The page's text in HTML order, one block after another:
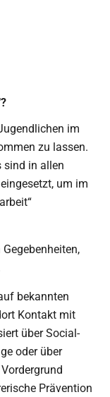
im
zu lassen.
sind in allen
um im
bekannten
Kontakt mit
über Social-
oder über
Prävention